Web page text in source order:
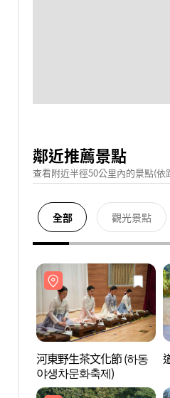
鄰近推薦景點
查看附近半徑50公里內的景點(依
全部 觀光景點
河東野生茶文化節 (하동
야생차문화축제)